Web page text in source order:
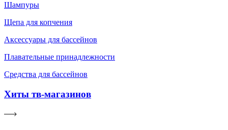
Шампуры
Щепа для копчения
Аксессуары для бассейнов
Плавательные принадлежности
Средства для бассейнов
Хиты тв-магазинов